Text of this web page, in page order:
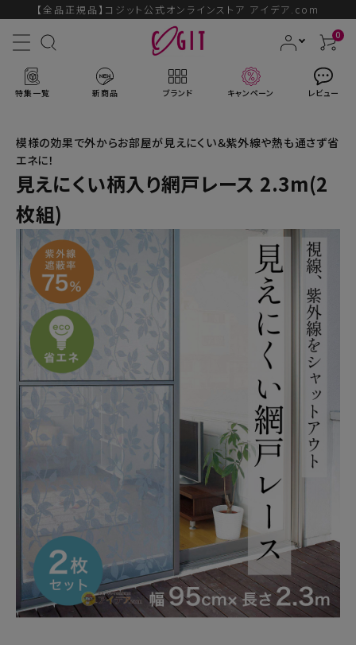
【全品正規品】コジット公式オンラインストア アイデア.com
0
特集一覧 新商品 ブランド キャンペーン レビュー
ようこそ ゲスト 様
ログイン
ブランドから探す
新商品
暑さ・紫外線対策グッズ
推し活グッズ
生活雑貨
ビューティー
ボディメイクグッズ
模様の効果で外からお部屋が見えにくい＆紫外線や熱も通さず省
エネに！
見えにくい柄入り網戸レース 2.3m(2
枚組)